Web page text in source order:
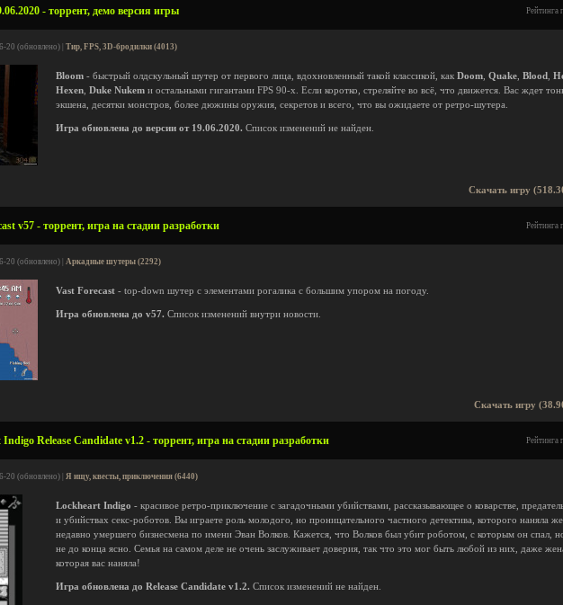
- торрент, демо версия игры Рейтинга
20 (обновлено) | Тир, FPS, 3D-бродилки (4013)
Bloom - быстрый олдскульный шутер от первого лица, вдохновленный такой классикой, как Doom Quake Blood
Hexen Duke Nukem и остальными гигантами FPS 90-х. Если коротко, стреляйте во всё, что движется. Вас ждет
экшена, десятки монстров, более дюжины оружия, секретов и всего, что вы ожидаете от ретро-шутера.
Игра обновлена до версии от 19.06.2020. Список изменений не найден.
Скачать игру
v57 - торрент, игра на стадии разработки Рейтинга
20 (обновлено) | Аркадные шутеры (2292)
Vast Forecast - top-down шутер с элементами рогалика с большим упором на погоду.
Игра обновлена до v57. Список изменений внутри новости.
Скачать игру
Release Candidate v1.2 - торрент, игра на стадии разработки Рейтинга
20 (обновлено) | Я ищу, квесты, приключения (6440)
Lockheart Indigo - красивое ретро-приключение с загадочными убийствами, рассказывающее о коварстве,
и убийствах секс-роботов. Вы играете роль молодого, но проницательного частного детектива, которого наняла
недавно умершего бизнесмена по имени Эван Волков. Кажется, что Волков был убит роботом, с которым он спал,
не до конца ясно. Семья на самом деле не очень заслуживает доверия, так что это мог быть любой из них, даже
которая вас наняла!
Игра обновлена до Release Candidate v1.2. Список изменений не найден.